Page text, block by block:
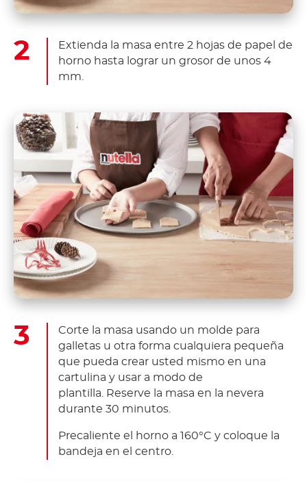
Extienda la masa entre 2 hojas de papel de
horno hasta lograr un grosor de unos 4
mm.
Corte la masa usando un molde para
galletas u otra forma cualquiera pequeña
que pueda crear usted mismo en una
cartulina y usar a modo de
plantilla.
Reserve la masa en la nevera
durante 30 minutos.
Precaliente el horno a 160°C y coloque la
bandeja en el centro.